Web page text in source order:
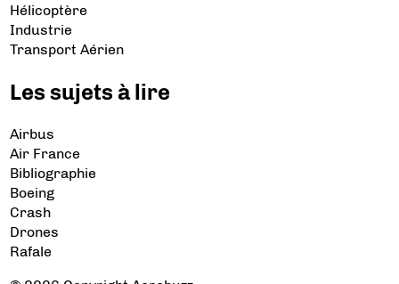
Hélicoptère
Industrie
Transport Aérien
Les sujets à lire
Airbus
Air France
Bibliographie
Boeing
Crash
Drones
Rafale